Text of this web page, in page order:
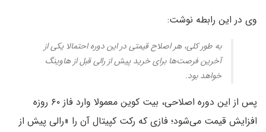
وی در این رابطه نوشت:
به طور کلی، هر اصلاح قیمتی در این دوره احتمالا یکی از
آخرین فرصت‌ها برای خرید پیش از رالی قبل از هاوینگ
خواهد بود.
پس از این دوره اصلاحی، بیت کوین معمولا وارد فاز ۶۰ روزه
افزایش قیمت می‌شود؛ فازی که رکت کپیتال آن را «رالی پیش از